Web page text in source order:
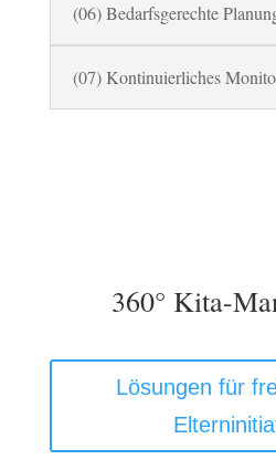
(06) Bedarfsgerechte
(07) Kontinuierliches
360° Kita-
Lösungen für